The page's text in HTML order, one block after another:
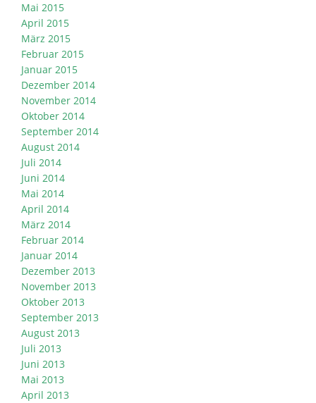
Mai 2015
April 2015
März 2015
Februar 2015
Januar 2015
Dezember 2014
November 2014
Oktober 2014
September 2014
August 2014
Juli 2014
Juni 2014
Mai 2014
April 2014
März 2014
Februar 2014
Januar 2014
Dezember 2013
November 2013
Oktober 2013
September 2013
August 2013
Juli 2013
Juni 2013
Mai 2013
April 2013